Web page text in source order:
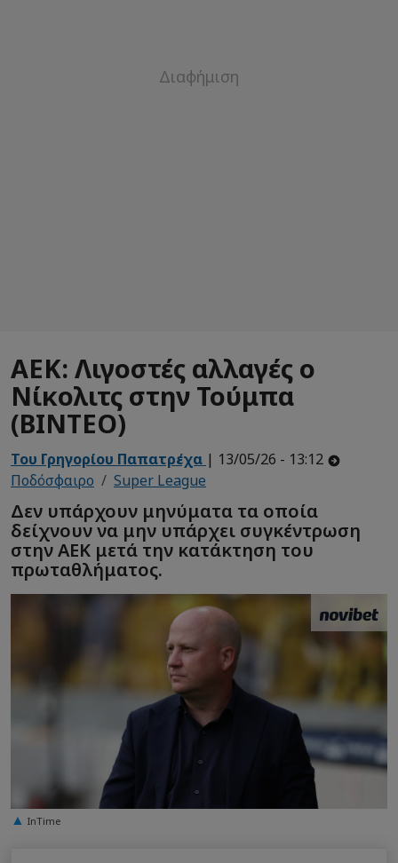
ΑΕΚ: Λιγοστές αλλαγές ο
Νίκολιτς στην Τούμπα
(ΒΙΝΤΕΟ)
Του Γρηγορίου Παπατρέχα | 13/05/26 - 13:12
Ποδόσφαιρο
Super League
Δεν υπάρχουν μηνύματα τα οποία
δείχνουν να μην υπάρχει συγκέντρωση
στην ΑΕΚ μετά την κατάκτηση του
πρωταθλήματος.
InTime